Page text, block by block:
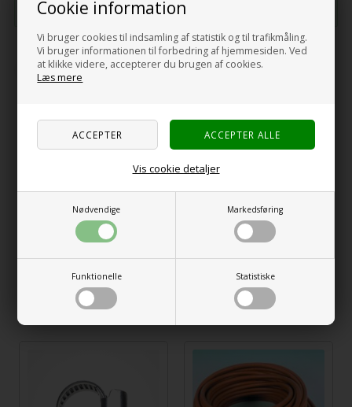
Cookie information
Vi bruger cookies til indsamling af statistik og til trafikmåling.
Vi bruger informationen til forbedring af hjemmesiden. Ved
at klikke videre, accepterer du brugen af cookies.
Læs mere
Nødvendige Markedsføring
Funktionelle Statistiske
Vis cookie detaljer
Du tjener 5 Bonuskroner
ved kjøp av denne varen -Se kontoen min
+
Beskrivelse Specifikationer Anmeldelser
Nå kan du bytte gasslangen like enkelt som vannslangen.
RELATERTE VARER